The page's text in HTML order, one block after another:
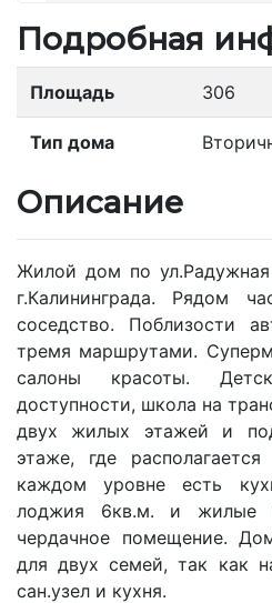
Подробная
Площадь 306
Тип дома
Описание
Жилой дом по
г.Калининграда. Рядом
соседство. Поблизости
тремя маршрутами.
салоны красоты.
доступности, школа на
двух жилых этажей и
этаже, где
каждом уровне есть
лоджия 6кв.м. и жилые
чердачное помещение.
для двух семей, так как
сан.узел и кухня.